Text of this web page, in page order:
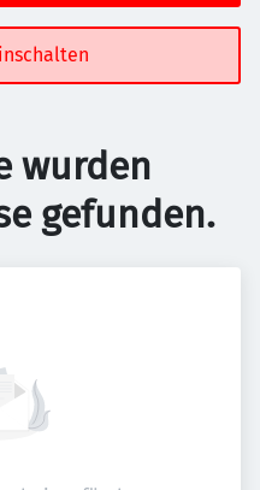
wurden
gefunden.